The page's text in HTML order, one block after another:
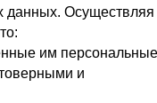
данных. Осуществляя
им
и